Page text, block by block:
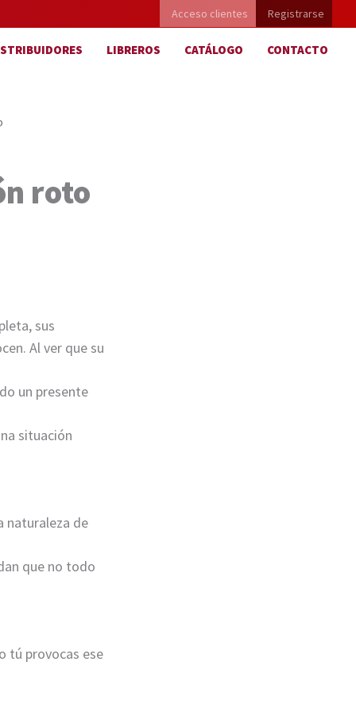
Acceso clientes Registrarse
LIBREROS CATÁLOGO CONTACTO
roto
sus
Al ver que su
un presente
situación
naturaleza de
que no todo
tú provocas ese